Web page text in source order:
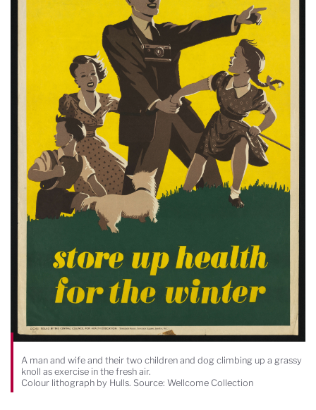
A man and wife and their two children and dog climbing up a grassy
knoll as exercise in the fresh air.
Colour lithograph by Hulls. Source: Wellcome Collection